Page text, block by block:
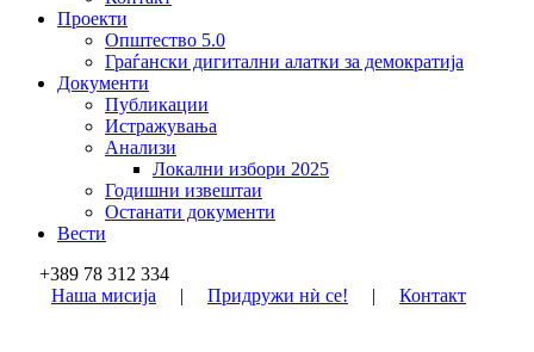
Проекти
Општество 5.0
Граѓански дигитални алатки за демократија
Документи
Публикации
Истражувања
Анализи
Локални избори 2025
Годишни извештаи
Останати документи
Вести
+389 78 312 334
Наша мисија
| Придружи нѝ се! | Контакт